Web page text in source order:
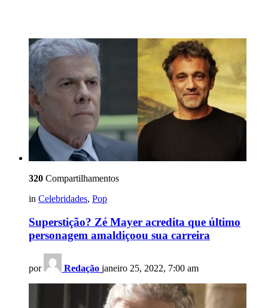
320 Compartilhamentos
in Celebridades, Pop
Superstição? Zé Mayer acredita que último
personagem amaldiçoou sua carreira
por Redação janeiro 25, 2022, 7:00 am